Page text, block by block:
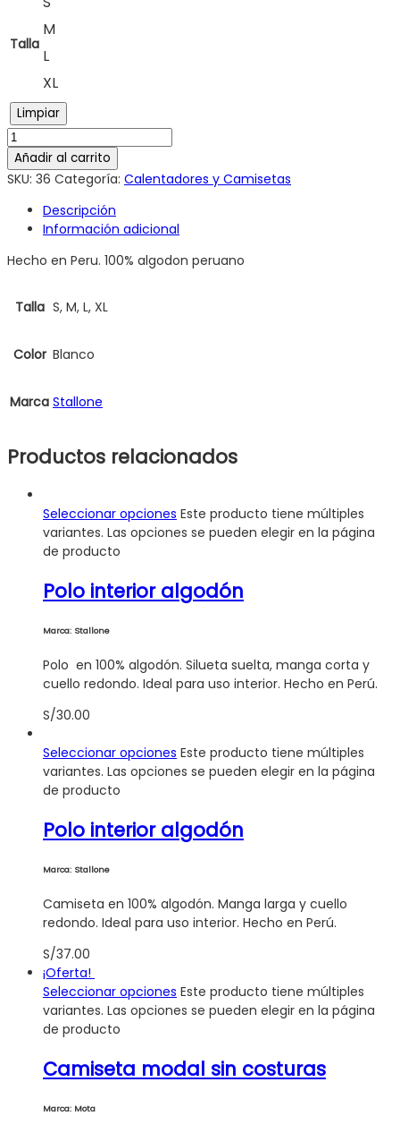
Talla
M
L
XL
Limpiar
Añadir al carrito
SKU: 36 Categoría: Calentadores y Camisetas
Descripción
Información adicional
Hecho en Peru. 100% algodon peruano
Talla S, M, L, XL
Color Blanco
Marca Stallone
Productos relacionados
Seleccionar opciones Este producto tiene múltiples
variantes. Las opciones se pueden elegir en la página
de producto
Polo interior algodón
Marca: Stallone
Polo en 100% algodón. Silueta suelta, manga corta y
cuello redondo. Ideal para uso interior. Hecho en Perú.
S/30.00
Seleccionar opciones Este producto tiene múltiples
variantes. Las opciones se pueden elegir en la página
de producto
Polo interior algodón
Marca: Stallone
Camiseta en 100% algodón. Manga larga y cuello
redondo. Ideal para uso interior. Hecho en Perú.
S/37.00
¡Oferta!
Seleccionar opciones Este producto tiene múltiples
variantes. Las opciones se pueden elegir en la página
de producto
Camiseta modal sin costuras
Marca: Mota